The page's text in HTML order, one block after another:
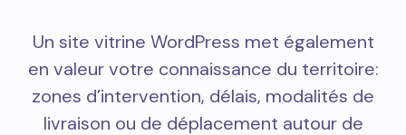
Un site vitrine WordPress met également
en valeur votre connaissance du territoire:
zones d’intervention, délais, modalités de
livraison ou de déplacement autour de